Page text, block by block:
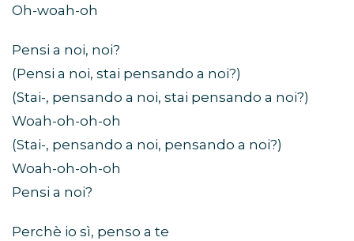
Oh-woah-oh
Pensi a noi, noi?
(Pensi a noi, stai pensando a noi?)
(Stai-, pensando a noi, stai pensando a noi?)
Woah-oh-oh-oh
(Stai-, pensando a noi, pensando a noi?)
Woah-oh-oh-oh
Pensi a noi?
Perchè io sì, penso a te